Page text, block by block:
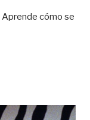
Aprende cómo se